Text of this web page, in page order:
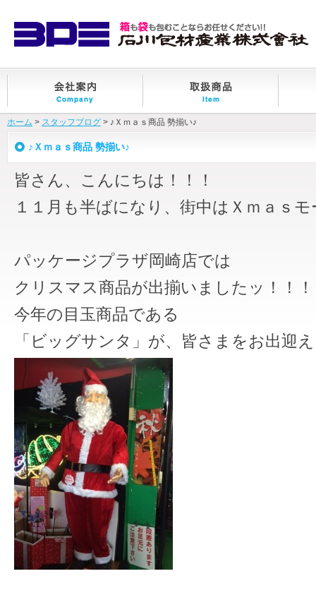
ホーム > スタッフブログ > ♪Ｘｍａｓ商品 勢揃い♪
♪Ｘｍａｓ商品 勢揃い♪
皆さん、こんにちは！！！
１１月も半ばになり、街中はＸｍａｓ
パッケージプラザ岡崎店では
クリスマス商品が出揃いましたッ！！
今年の目玉商品である
「ビッグサンタ」が、皆さまをお出